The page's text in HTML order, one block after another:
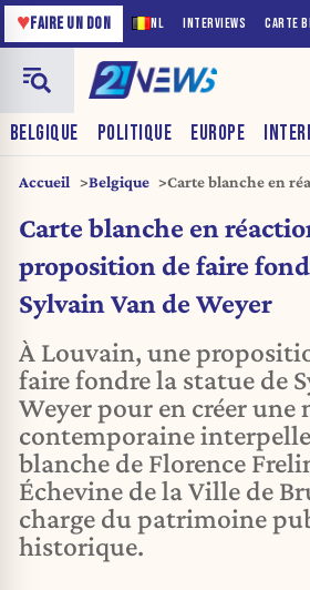
NL INTERVIEWS CARTE
♥FAIRE UN DON
BELGIQUE POLITIQUE EUROPE
Accueil Belgique
Carte blanche en
Weyer
Carte blanche en
proposition de faire
Sylvain Van de Weyer
À Louvain, une
faire fondre la statue de
Weyer pour en créer
contemporaine
blanche de Florence
Échevine de la Ville de
charge du patrimoine
historique.